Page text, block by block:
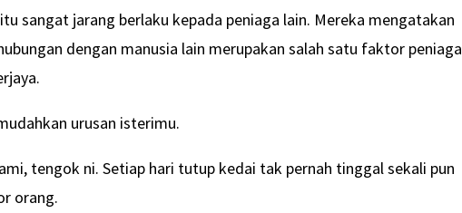
sangat jarang berlaku kepada peniaga lain. Mereka mengatakan
dengan manusia lain merupakan salah satu faktor peniaga
urusan isterimu.
tengok ni. Setiap hari tutup kedai tak pernah tinggal sekali pun
orang.